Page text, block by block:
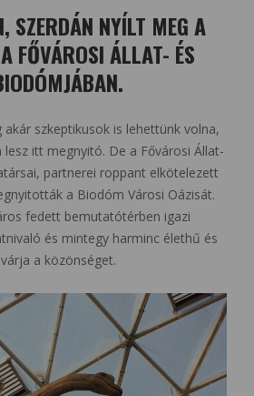
SZERDÁN NYÍLT MEG A
FŐVÁROSI ÁLLAT- ÉS
szkeptikusok is lehettünk volna,
itt megnyitó. De a Fővárosi Állat-
partnerei roppant elkötelezett
a Biodóm Városi Oázisát.
fedett bemutatótérben igazi
és mintegy harminc élethű és
a közönséget.